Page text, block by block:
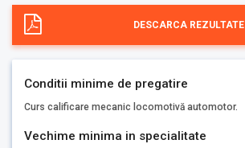
DESCARCA REZULTATE
Conditii minime de pregatire
Curs calificare mecanic locomotivă automotor.
Vechime minima in specialitate